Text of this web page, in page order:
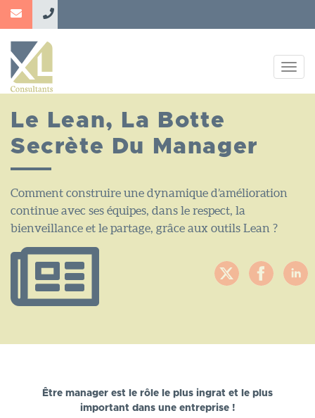
Aller
principal
Le Lean, La Botte
Secrète Du Manager
Comment construire une dynamique d’amélioration
continue avec ses équipes, dans le respect, la
bienveillance et le partage, grâce aux outils Lean ?
Être manager est le rôle le plus ingrat et le plus
important dans une entreprise !